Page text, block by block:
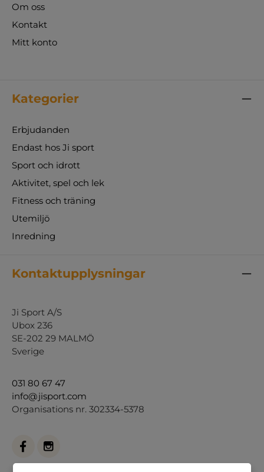
Om oss
Kontakt
Mitt konto
Kategorier
Erbjudanden
Endast hos Ji sport
Sport och idrott
Aktivitet, spel och lek
Fitness och träning
Utemiljö
Inredning
Kontaktupplysningar
Ji Sport A/S
Ubox 236
SE-202 29 MALMÖ
Sverige
031 80 67 47
info@jisport.com
Organisations nr. 302334-5378